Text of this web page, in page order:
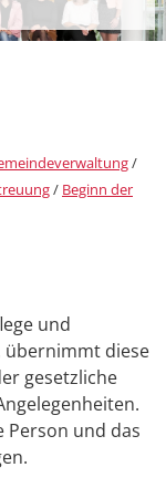
/
/ Beginn der
und
übernimmt diese
gesetzliche
Person und das